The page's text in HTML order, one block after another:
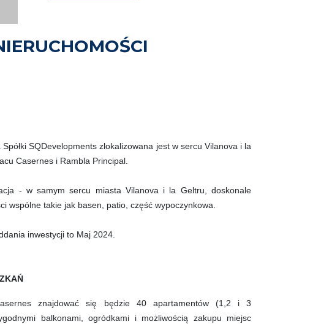
SQDevelopments zlokalizowana jest w sercu Vilanova i la
Casernes i Rambla Principal.
- w samym sercu miasta Vilanova i la Geltru, doskonale
wspólne takie jak basen, patio, część wypoczynkowa.
inwestycji to Maj 2024.
znajdować się będzie 40 apartamentów (1,2 i 3
balkonami, ogródkami i możliwością zakupu miejsc